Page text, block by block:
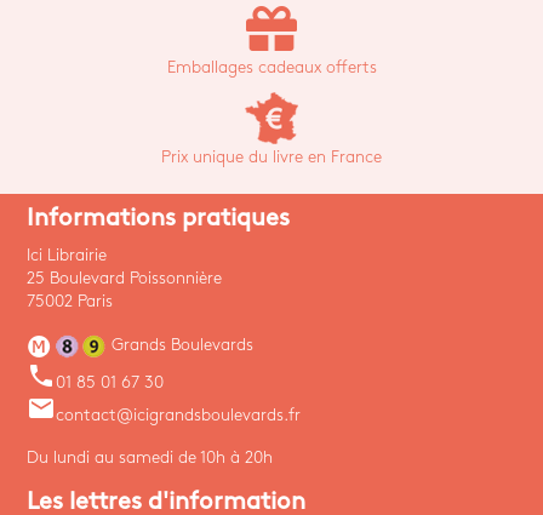
Emballages cadeaux offerts
Prix unique du livre en France
Informations pratiques
Ici Librairie
25 Boulevard Poissonnière
75002 Paris
Grands Boulevards
phone 01 85 01 67 30
emailcontact@icigrandsboulevards.fr
Du lundi au samedi de 10h à 20h
Les lettres d'information